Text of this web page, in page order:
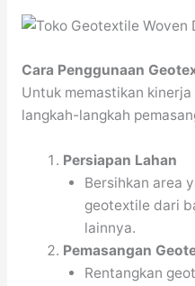
Cara Penggunaan
Untuk memastikan
langkah-langkah
Persiapan Lahan
Bersihkan area
geotextile dari
lainnya.
Pemasangan
Rentangkan